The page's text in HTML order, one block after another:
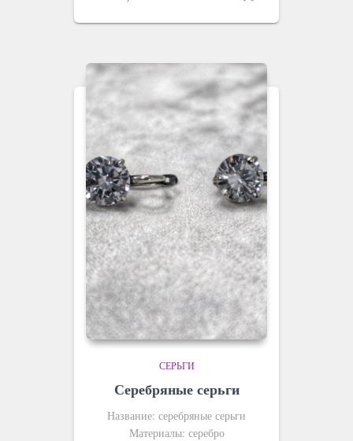
СЕРЬГИ
Серебряные серьги
Название: серебряные серьги
Материалы: серебро